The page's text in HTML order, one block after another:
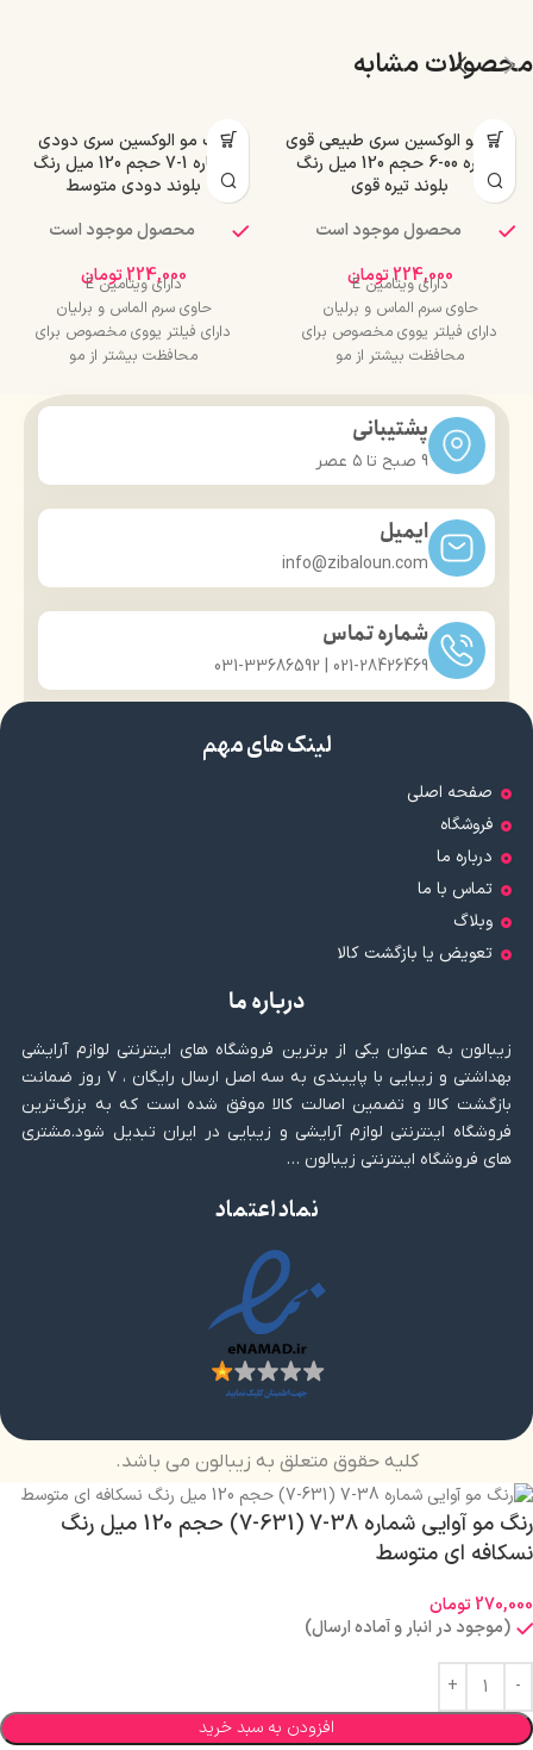
محصولات مشابه
رنگ مو الوکسین سری طبیعی قوی
شماره 00-6 حجم 120 میل رنگ
بلوند تیره قوی
محصول موجود است
224,000تومان
دارای ویتامین E
حاوی سرم الماس و برلیان
دارای فیلتر یووی مخصوص برای
محافظت بیشتر از مو
حجم 120 میلی‌لیتر
تحت لیسانس کشور آلمان
دارای مجوز سارمان غذا و دارو
رنگ مو الوکسین سری دودی
شماره 1-7 حجم 120 میل رنگ
بلوند دودی متوسط
محصول موجود است
224,000تومان
دارای ویتامین E
حاوی سرم الماس و برلیان
دارای فیلتر یووی مخصوص برای
محافظت بیشتر از مو
حجم 120 میلی‌لیتر
پشتیبانی
9 صبح تا ۵ عصر
ایمیل
info@zibaloun.com
شماره تماس
021-28426469 | 031-33686592
لینک های مهم
صفحه اصلی
فروشگاه
درباره ما
تماس با ما
وبلاگ
تعویض یا بازگشت کالا
درباره ما
زیبالون به عنوان یکی از برترین فروشگاه های اینترنتی لوازم آرایشی
بهداشتی و زیبایی با پایبندی به سه اصل ارسال رایگان ، ۷ روز ضمانت
بازگشت کالا و تضمین اصالت کالا موفق شده است که به بزرگ‌ترین
فروشگاه اینترنتی لوازم آرایشی و زیبایی در ایران تبدیل شود.مشتری
های فروشگاه اینترنتی زیبالون …
نماد اعتماد
کلیه حقوق متعلق به زیبالون می باشد.
رنگ مو آوایی شماره 38-7 (631-7) حجم 120 میل رنگ
نسکافه ای متوسط
270,000تومان
(موجود در انبار و آماده ارسال)
افزودن به سبد خرید